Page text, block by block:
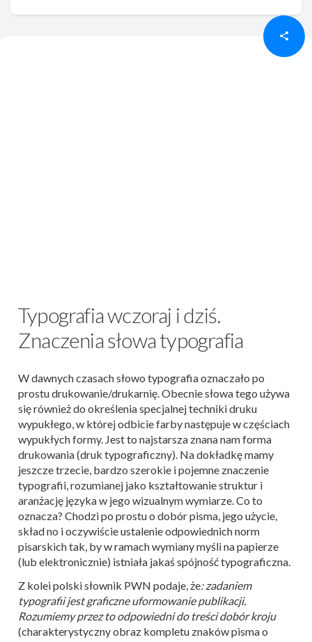
Typografia wczoraj i dziś.
Znaczenia słowa typografia
W dawnych czasach słowo typografia oznaczało po
prostu drukowanie/drukarnię. Obecnie słowa tego używa
się również do określenia specjalnej techniki druku
wypukłego, w której odbicie farby następuje w częściach
wypukłych formy. Jest to najstarsza znana nam forma
drukowania (druk typograficzny). Na dokładkę mamy
jeszcze trzecie, bardzo szerokie i pojemne znaczenie
typografii, rozumianej jako kształtowanie struktur i
aranżację języka w jego wizualnym wymiarze. Co to
oznacza? Chodzi po prostu o dobór pisma, jego użycie,
skład no i oczywiście ustalenie odpowiednich norm
pisarskich tak, by w ramach wymiany myśli na papierze
(lub elektronicznie) istniała jakaś spójność typograficzna.
Z kolei polski słownik PWN podaje, że: zadaniem
typografii jest graficzne uformowanie publikacji.
Rozumiemy przez to odpowiedni do treści dobór kroju
(charakterystyczny obraz kompletu znaków pisma o